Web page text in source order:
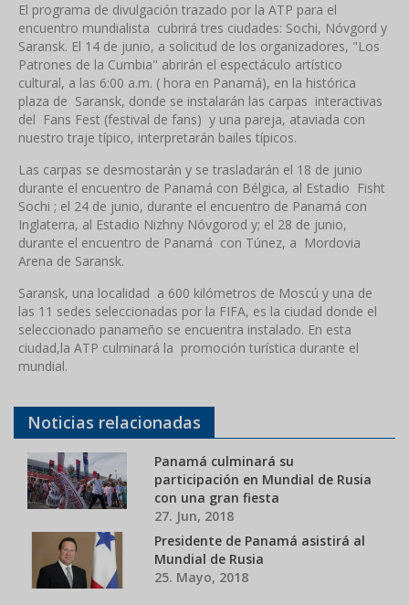
El programa de divulgación trazado por la ATP para el
encuentro mundialista cubrirá tres ciudades: Sochi, Nóvgord y
Saransk. El 14 de junio, a solicitud de los organizadores, "Los
Patrones de la Cumbia" abrirán el espectáculo artístico
cultural, a las 6:00 a.m. ( hora en Panamá), en la histórica
plaza de Saransk, donde se instalarán las carpas interactivas
del Fans Fest (festival de fans) y una pareja, ataviada con
nuestro traje típico, interpretarán bailes típicos.
Las carpas se desmostarán y se trasladarán el 18 de junio
durante el encuentro de Panamá con Bélgica, al Estadio Fisht
Sochi ; el 24 de junio, durante el encuentro de Panamá con
Inglaterra, al Estadio Nizhny Nóvgorod y; el 28 de junio,
durante el encuentro de Panamá con Túnez, a Mordovia
Arena de Saransk.
Saransk, una localidad a 600 kilómetros de Moscú y una de
las 11 sedes seleccionadas por la FIFA, es la ciudad donde el
seleccionado panameño se encuentra instalado. En esta
ciudad,la ATP culminará la promoción turística durante el
mundial.
Noticias relacionadas
Panamá culminará su
participación en Mundial de Rusia
con una gran fiesta
27. Jun, 2018
Presidente de Panamá asistirá al
Mundial de Rusia
25. Mayo, 2018